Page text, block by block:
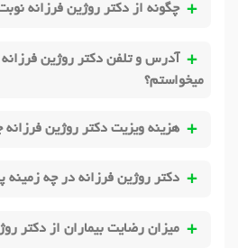
چگونه از دکتر روژین فرزانه
آدرس و تلفن دکتر روژین
میخواستم؟
هزینه ویزیت دکتر روژین
دکتر روژین فرزانه در چه زمینه
میزان رضایت بیماران از دکتر